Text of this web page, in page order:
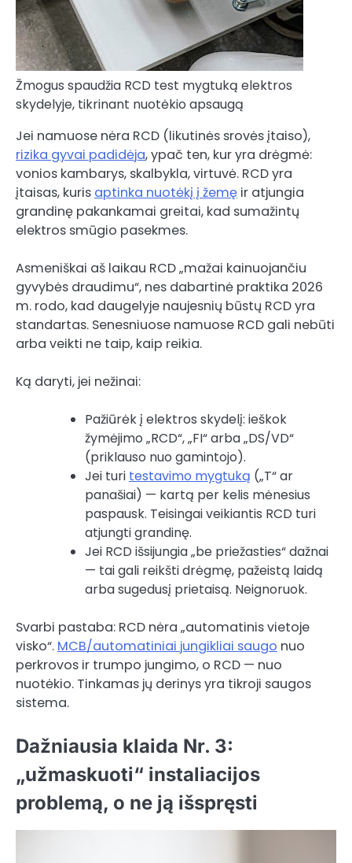
Žmogus spaudžia RCD test mygtuką elektros
skydelyje, tikrinant nuotėkio apsaugą
Jei namuose nėra RCD (likutinės srovės įtaiso),
rizika gyvai padidėja, ypač ten, kur yra drėgmė:
vonios kambarys, skalbykla, virtuvė. RCD yra
įtaisas, kuris aptinka nuotėkį į žemę ir atjungia
grandinę pakankamai greitai, kad sumažintų
elektros smūgio pasekmes.
Asmeniškai aš laikau RCD „mažai kainuojančiu
gyvybės draudimu“, nes dabartinė praktika 2026
m. rodo, kad daugelyje naujesnių būstų RCD yra
standartas. Senesniuose namuose RCD gali nebūti
arba veikti ne taip, kaip reikia.
Ką daryti, jei nežinai:
Pažiūrėk į elektros skydelį: ieškok
žymėjimo „RCD“, „FI“ arba „DS/VD“
(priklauso nuo gamintojo).
Jei turi testavimo mygtuką („T“ ar
panašiai) — kartą per kelis mėnesius
paspausk. Teisingai veikiantis RCD turi
atjungti grandinę.
Jei RCD išsijungia „be priežasties“ dažnai
— tai gali reikšti drėgmę, pažeistą laidą
arba sugedusį prietaisą. Neignoruok.
Svarbi pastaba: RCD nėra „automatinis vietoje
visko“. MCB/automatiniai jungikliai saugo nuo
perkrovos ir trumpo jungimo, o RCD — nuo
nuotėkio. Tinkamas jų derinys yra tikroji saugos
sistema.
Dažniausia klaida Nr. 3:
„užmaskuoti“ instaliacijos
problemą, o ne ją išspręsti